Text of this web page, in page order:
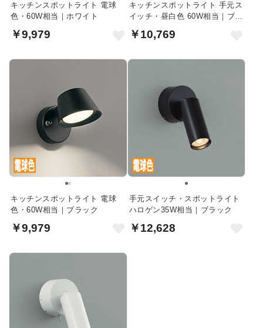
キッチンスポットライト 電球
色・60W相当｜ホワイト
￥9,979
キッチンスポットライト 手元ス
イッチ・昼白色 60W相当｜ブラ
￥10,769
キッチンスポットライト 電球
色・60W相当｜ブラック
￥9,979
手元スイッチ・スポットライト
ハロゲン35W相当｜ブラック
￥12,628